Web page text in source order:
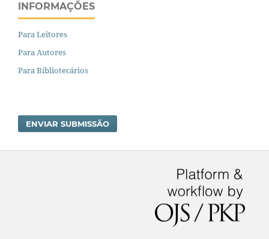
INFORMAÇÕES
Para Leitores
Para Autores
Para Bibliotecários
ENVIAR SUBMISSÃO